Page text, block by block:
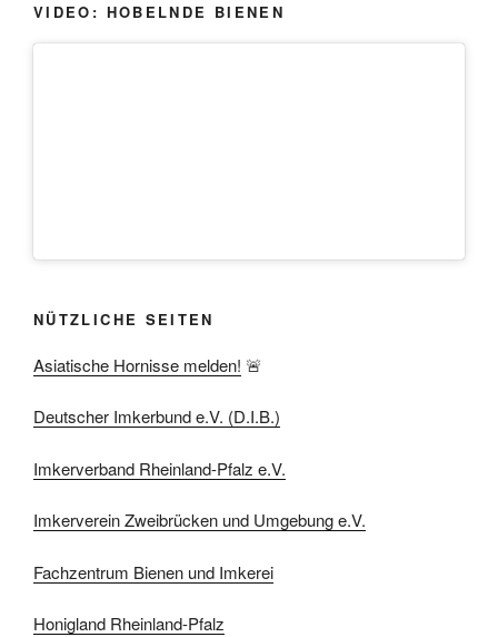
VIDEO: HOBELNDE BIENEN
NÜTZLICHE SEITEN
Asiatische Hornisse melden! 🚨
Deutscher Imkerbund e.V. (D.I.B.)
Imkerverband Rheinland-Pfalz e.V.
Imkerverein Zweibrücken und Umgebung e.V.
Fachzentrum Bienen und Imkerei
Honigland Rheinland-Pfalz